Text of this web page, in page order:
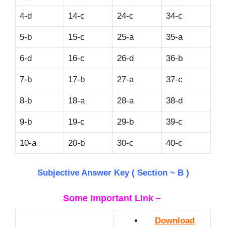
4-d 14-c 24-c 34-c
5-b 15-c 25-a 35-a
6-d 16-c 26-d 36-b
7-b 17-b 27-a 37-c
8-b 18-a 28-a 38-d
9-b 19-c 29-b 39-c
10-a 20-b 30-c 40-c
Subjective Answer Key ( Section ~ B )
Some Important Link –
Download